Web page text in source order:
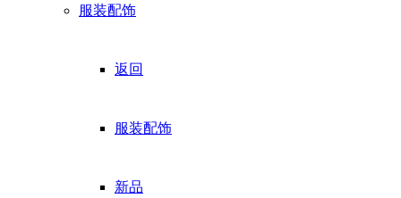
服装配饰
返回
服装配饰
新品